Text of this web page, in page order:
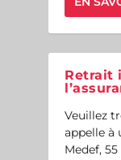
Retrait
Veuillez
appelle à
Medef,